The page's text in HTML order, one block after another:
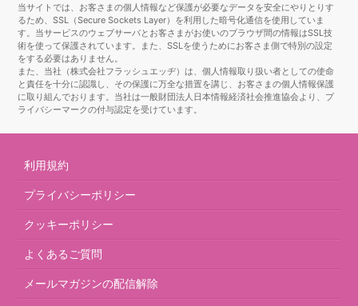
当サイトでは、お客さまの個人情報など保護が必要なデータを安全にやりとりす
るため、SSL（Secure Sockets Layer）を利用した暗号化通信を使用していま
す。当サービスのウェブサーバとお客さまがお使いのブラウザ間の情報はSSL技
術を使って保護されています。また、SSLを使うためにお客さま側で特別の設定
をする必要はありません。
また、当社（株式会社フラッシュエッヂ）は、個人情報取り扱い者としての使命
と責任を十分に認識し、その保護に万全な措置を講じ、お客さまの個人情報保護
に取り組んでおります。当社は一般財団法人日本情報経済社会推進協会より、プ
ライバシーマークの付与認定を受けています。
利用規約
プライバシーポリシー
クッキーポリシー
よくあるご質問
メールマガジンの配信解除